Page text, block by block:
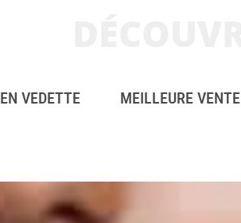
EN VEDETTE MEILLEURE VENTE